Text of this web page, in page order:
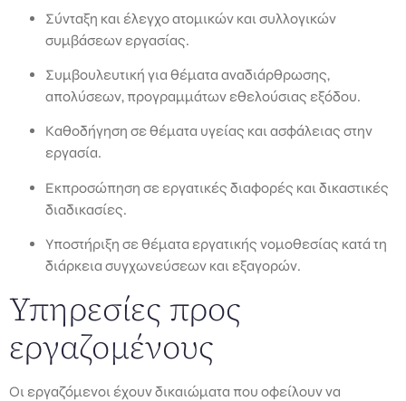
Σύνταξη και έλεγχο ατομικών και συλλογικών
συμβάσεων εργασίας.
Συμβουλευτική για θέματα αναδιάρθρωσης,
απολύσεων, προγραμμάτων εθελούσιας εξόδου.
Καθοδήγηση σε θέματα υγείας και ασφάλειας στην
εργασία.
Εκπροσώπηση σε εργατικές διαφορές και δικαστικές
διαδικασίες.
Υποστήριξη σε θέματα εργατικής νομοθεσίας κατά τη
διάρκεια συγχωνεύσεων και εξαγορών.
Υπηρεσίες προς
εργαζομένους
Οι εργαζόμενοι έχουν δικαιώματα που οφείλουν να